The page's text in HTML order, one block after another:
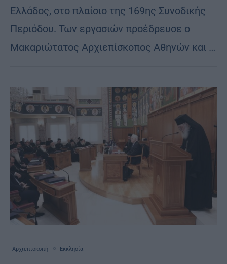
Ελλάδος, στο πλαίσιο της 169ης Συνοδικής
Περιόδου. Των εργασιών προέδρευσε ο
Μακαριώτατος Αρχιεπίσκοπος Αθηνών και …
Αρχιεπισκοπή Εκκλησία